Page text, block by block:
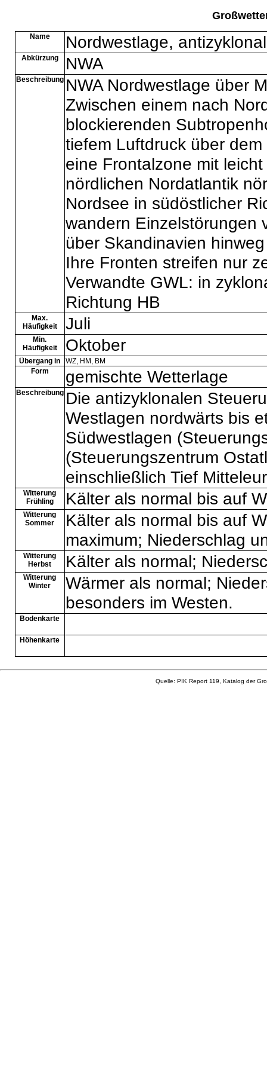
Name Nordwestlage, antizyklonal
Abkürzung NWA
Beschreibung NWA Nordwestlage über
Zwischen einem nach
blockierenden
tiefem Luftdruck über
eine Frontalzone mit
nördlichen Nordatlantik
Nordsee in südöstlicher
wandern Einzelstörungen
über Skandinavien
Ihre Fronten streifen nur
Verwandte GWL: in
Richtung HB
Max.
Häufigkeit
Juli
Min.
Häufigkeit
Oktober
Übergang in WZ, HM , BM
Form
gemischte Wetterlage
Beschreibung Die antizyklonalen
Westlagen nordwärts bis
Südwestlagen
(Steuerungszentrum
einschließlich Tief
Witterung
Frühling
Kälter als normal bis auf
Witterung
Sommer
Kälter als normal bis auf
maximum; Niederschlag
Witterung
Herbst
Kälter als normal;
Witterung
Winter
Wärmer als normal;
besonders im Westen.
Bodenkarte
Höhenkarte
Quelle: PIK Report 119, Katalog der